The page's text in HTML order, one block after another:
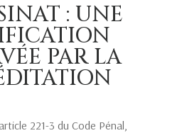
: UNE
PAR LA
221-3 du Code Pénal,